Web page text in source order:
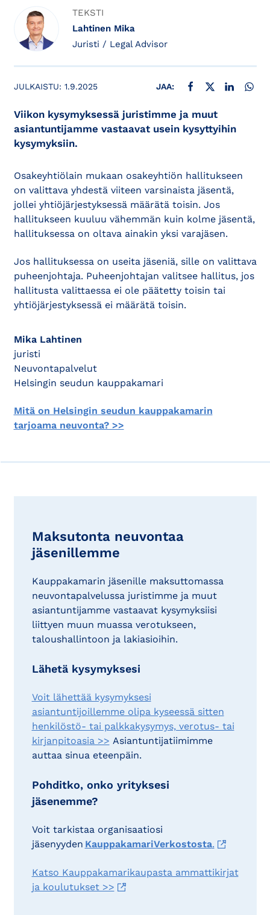
TEKSTI
Lahtinen Mika
Juristi / Legal Advisor
JULKAISTU: 1.9.2025 JAA: JAA FACEBOOKISSA
JAA X:SSÄ JAA
Viikon kysymyksessä juristimme ja muut
asiantuntijamme vastaavat usein kysyttyihin
kysymyksiin.
Osakeyhtiölain mukaan osakeyhtiön hallitukseen
on valittava yhdestä viiteen varsinaista jäsentä,
jollei yhtiöjärjestyksessä määrätä toisin. Jos
hallitukseen kuuluu vähemmän kuin kolme jäsentä,
hallituksessa on oltava ainakin yksi varajäsen.
Jos hallituksessa on useita jäseniä, sille on valittava
puheenjohtaja. Puheenjohtajan valitsee hallitus, jos
hallitusta valittaessa ei ole päätetty toisin tai
yhtiöjärjestyksessä ei määrätä toisin.
Mika Lahtinen
juristi
Neuvontapalvelut
Helsingin seudun kauppakamari
Mitä on Helsingin seudun kauppakamarin
tarjoama neuvonta? >>
Maksutonta neuvontaa
jäsenillemme
Kauppakamarin jäsenille maksuttomassa
neuvontapalvelussa juristimme ja muut
asiantuntijamme vastaavat kysymyksiisi
liittyen muun muassa verotukseen,
taloushallintoon ja lakiasioihin.
Lähetä kysymyksesi
Voit lähettää kysymyksesi
asiantuntijoillemme olipa kyseessä sitten
henkilöstö- tai palkkakysymys, verotus- tai
kirjanpitoasia >> Asiantuntijatiimimme
auttaa sinua eteenpäin.
Pohditko, onko yrityksesi
jäsenemme?
Voit tarkistaa organisaatiosi
jäsenyyden KauppakamariVerkostosta.
Katso Kauppakamarikaupasta ammattikirjat
ja koulutukset >>